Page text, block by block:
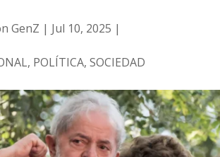
GenZ | Jul 10, 2025 |
, POLÍTICA, SOCIEDAD